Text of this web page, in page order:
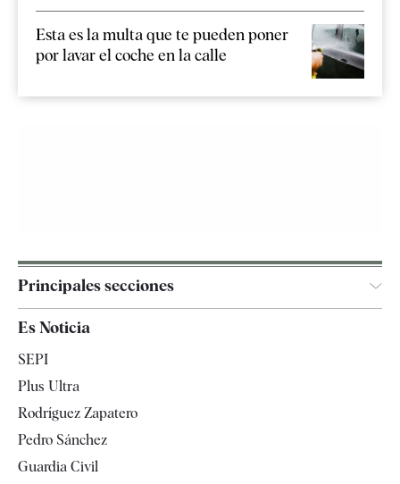
Esta es la multa que te pueden poner
por lavar el coche en la calle
Principales secciones
España
Televisión
Es Noticia
SEPI
Plus Ultra
Rodríguez Zapatero
Pedro Sánchez
Guardia Civil